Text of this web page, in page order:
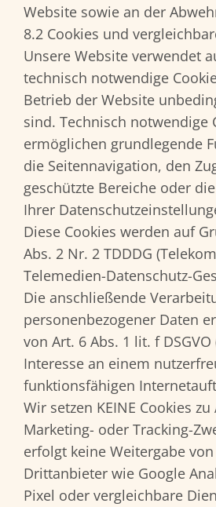
Website sowie an der
8.2 Cookies und
Unsere Website verwendet
technisch notwendige
Betrieb der Website
sind. Technisch notwendige
ermöglichen grundlegende
die Seitennavigation, den
geschützte Bereiche oder
Ihrer
Diese Cookies werden auf
Abs. 2 Nr. 2 TDDDG
Telemedien-Datenschutz-
Die anschließende
personenbezogener Daten
von Art. 6 Abs. 1 lit. f
Interesse an einem
funktionsfähigen
Wir setzen KEINE Cookies zu
Marketing- oder Tracking-
erfolgt keine Weitergabe
Drittanbieter wie Google
Pixel oder vergleichbare